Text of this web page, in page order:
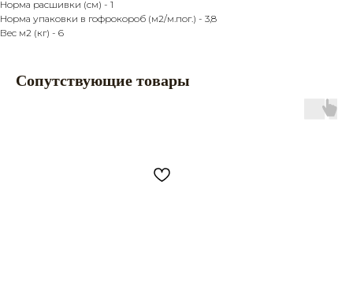
Норма расшивки (см) - 1
Норма упаковки в гофрокороб (м2/м.пог.) - 3,8
Вес м2 (кг) - 6
Сопутствующие товары
конфиденциальности
Разработка сайта